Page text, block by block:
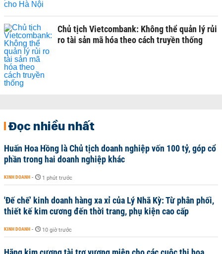
Chủ tịch Vietcombank: Không thể quản lý rủi
ro tài sản mã hóa theo cách truyền thống
Đọc nhiều nhất
Huấn Hoa Hồng là Chủ tịch doanh nghiệp vốn 100 tỷ, góp cổ
phần trong hai doanh nghiệp khác
KINH DOANH - 1 phút trước
'Đế chế’ kinh doanh hàng xa xỉ của Lý Nhã Kỳ: Từ phân phối,
thiết kế kim cương đến thời trang, phụ kiện cao cấp
KINH DOANH - 10 giờ trước